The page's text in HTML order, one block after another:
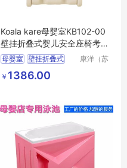
Koala kare母婴室KB102-00
壁挂折叠式婴儿安全座椅考
拉婴儿护理台
母婴室 壁挂折叠式
婴儿安全座椅
康洋（苏
￥ 1386.00